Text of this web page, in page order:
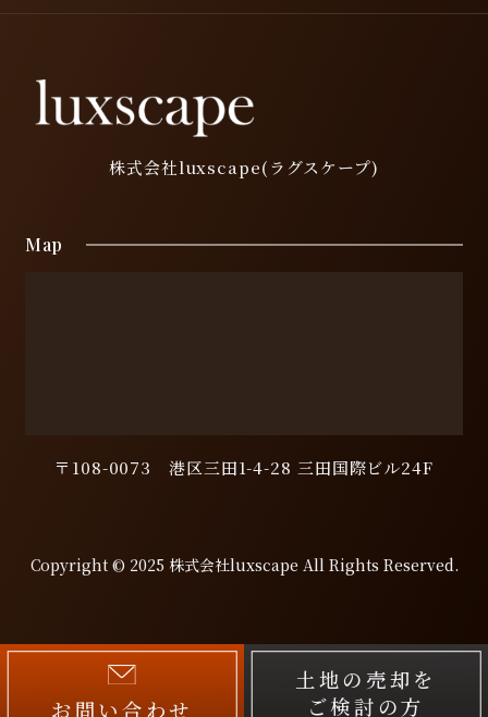
お問い合わせ
土地の売却を
ご検討の方
株式会社luxscape(ラグスケープ)
Map
〒108-0073 港区三田1-4-28 三田国際ビル24F
Copyright © 2025 株式会社luxscape All Rights Reserved.